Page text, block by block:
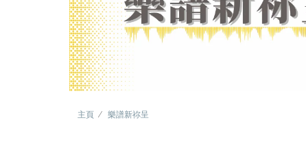
主頁 樂譜新祢呈